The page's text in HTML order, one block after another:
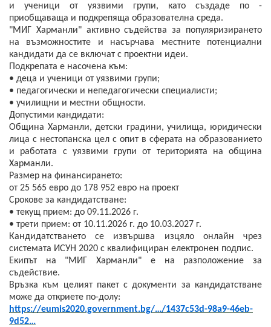
и ученици от уязвими групи, като създаде по -
приобщаваща и подкрепяща образователна среда.
"МИГ Харманли" активно съдейства за популяризирането
на възможностите и насърчава местните потенциални
кандидати да се включат с проектни идеи.
Подкрепата е насочена към:
• деца и ученици от уязвими групи;
• педагогически и непедагогически специалисти;
• училищни и местни общности.
Допустими кандидати:
Община Харманли, детски градини, училища, юридически
лица с нестопанска цел с опит в сферата на образованието
и работата с уязвими групи от територията на община
Харманли.
Размер на финансирането:
от 25 565 евро до 178 952 евро на проект
Срокове за кандидатстване:
• текущ прием: до 09.11.2026 г.
• трети прием: от 10.11.2026 г. до 10.03.2027 г.
Кандидатстването се извършва изцяло онлайн чрез
системата ИСУН 2020 с квалифициран електронен подпис.
Екипът на "МИГ Харманли" е на разположение за
съдействие.
Връзка към целият пакет с документи за кандидатстване
може да откриете по-долу:
https://eumis2020.government.bg/…/1437c53d-98a9-46eb-
9d52…